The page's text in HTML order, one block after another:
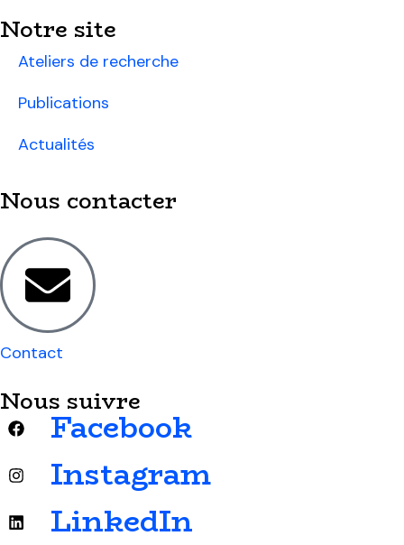
Notre site
Ateliers de recherche
Publications
Actualités
Nous contacter
Contact
Nous suivre
Facebook
Instagram
LinkedIn